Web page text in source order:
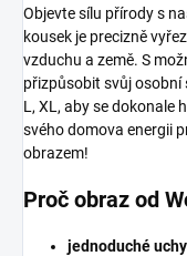
Objevte sílu přírody s
kousek je precizně
vzduchu a země. S
přizpůsobit svůj osobní
L, XL, aby se dokonale
svého domova energii
obrazem!
Proč obraz od
jednoduché